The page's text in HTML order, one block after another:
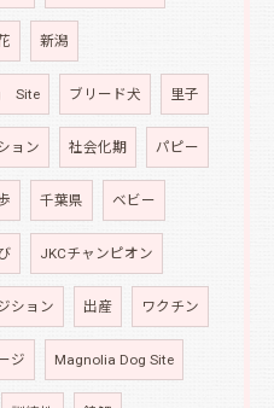
新潟
Site ブリード犬 里子
ョン 社会化期 パピー
千葉県 ベビー
JKCチャンピオン
ション 出産 ワクチン
ジ Magnolia Dog Site